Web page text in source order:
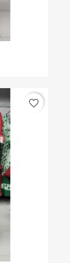
favorite_border